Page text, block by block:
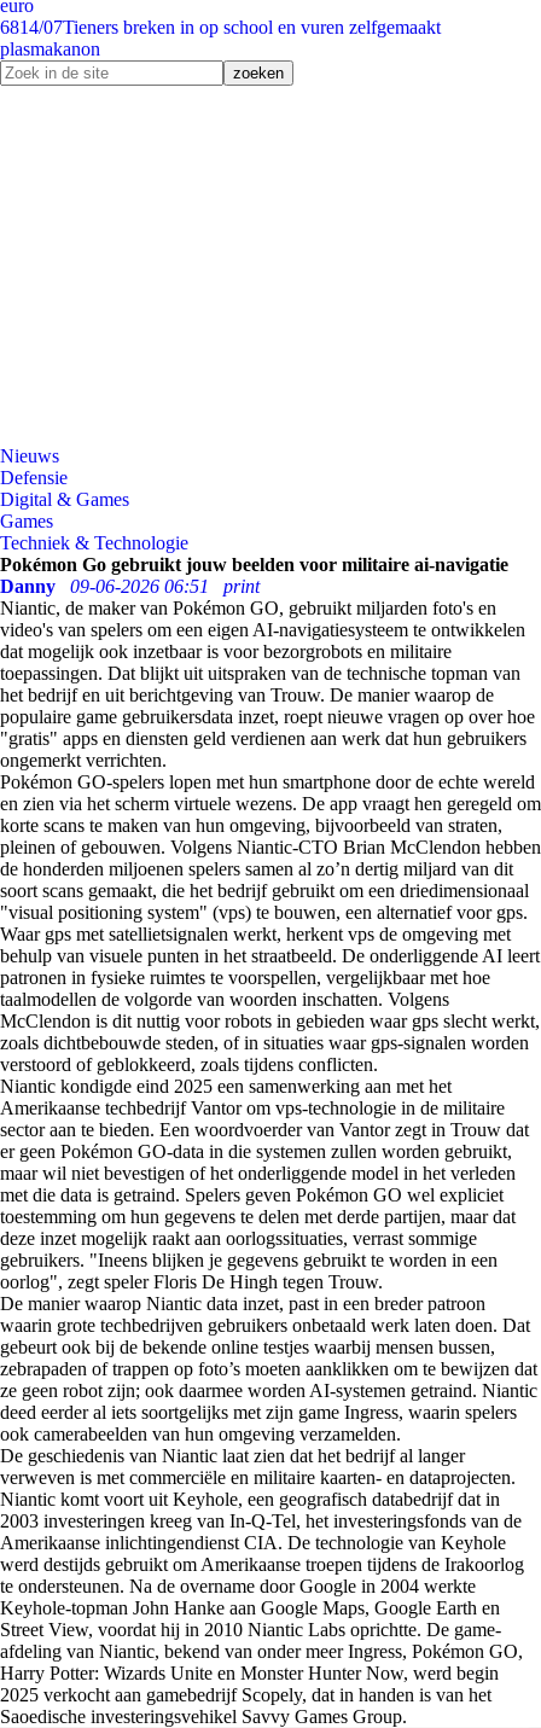
euro
6814/07Tieners breken in op school en vuren zelfgemaakt
plasmakanon
Nieuws
Defensie
Digital & Games
Games
Techniek & Technologie
Pokémon Go gebruikt jouw beelden voor militaire ai-navigatie
Danny
09-06-2026 06:51
print
Niantic, de maker van Pokémon GO, gebruikt miljarden foto's en
video's van spelers om een eigen AI-navigatiesysteem te ontwikkelen
dat mogelijk ook inzetbaar is voor bezorgrobots en militaire
toepassingen. Dat blijkt uit uitspraken van de technische topman van
het bedrijf en uit berichtgeving van Trouw. De manier waarop de
populaire game gebruikersdata inzet, roept nieuwe vragen op over hoe
"gratis" apps en diensten geld verdienen aan werk dat hun gebruikers
ongemerkt verrichten.
Pokémon GO-spelers lopen met hun smartphone door de echte wereld
en zien via het scherm virtuele wezens. De app vraagt hen geregeld om
korte scans te maken van hun omgeving, bijvoorbeeld van straten,
pleinen of gebouwen. Volgens Niantic-CTO Brian McClendon hebben
de honderden miljoenen spelers samen al zo’n dertig miljard van dit
soort scans gemaakt, die het bedrijf gebruikt om een driedimensionaal
"visual positioning system" (vps) te bouwen, een alternatief voor gps.
Waar gps met satellietsignalen werkt, herkent vps de omgeving met
behulp van visuele punten in het straatbeeld. De onderliggende AI leert
patronen in fysieke ruimtes te voorspellen, vergelijkbaar met hoe
taalmodellen de volgorde van woorden inschatten. Volgens
McClendon is dit nuttig voor robots in gebieden waar gps slecht werkt,
zoals dichtbebouwde steden, of in situaties waar gps-signalen worden
verstoord of geblokkeerd, zoals tijdens conflicten.
Niantic kondigde eind 2025 een samenwerking aan met het
Amerikaanse techbedrijf Vantor om vps-technologie in de militaire
sector aan te bieden. Een woordvoerder van Vantor zegt in Trouw dat
er geen Pokémon GO-data in die systemen zullen worden gebruikt,
maar wil niet bevestigen of het onderliggende model in het verleden
met die data is getraind. Spelers geven Pokémon GO wel expliciet
toestemming om hun gegevens te delen met derde partijen, maar dat
deze inzet mogelijk raakt aan oorlogssituaties, verrast sommige
gebruikers. "Ineens blijken je gegevens gebruikt te worden in een
oorlog", zegt speler Floris De Hingh tegen Trouw.
De manier waarop Niantic data inzet, past in een breder patroon
waarin grote techbedrijven gebruikers onbetaald werk laten doen. Dat
gebeurt ook bij de bekende online testjes waarbij mensen bussen,
zebrapaden of trappen op foto’s moeten aanklikken om te bewijzen dat
ze geen robot zijn; ook daarmee worden AI-systemen getraind. Niantic
deed eerder al iets soortgelijks met zijn game Ingress, waarin spelers
ook camerabeelden van hun omgeving verzamelden.
De geschiedenis van Niantic laat zien dat het bedrijf al langer
verweven is met commerciële en militaire kaarten- en dataprojecten.
Niantic komt voort uit Keyhole, een geografisch databedrijf dat in
2003 investeringen kreeg van In-Q-Tel, het investeringsfonds van de
Amerikaanse inlichtingendienst CIA. De technologie van Keyhole
werd destijds gebruikt om Amerikaanse troepen tijdens de Irakoorlog
te ondersteunen. Na de overname door Google in 2004 werkte
Keyhole-topman John Hanke aan Google Maps, Google Earth en
Street View, voordat hij in 2010 Niantic Labs oprichtte. De game-
afdeling van Niantic, bekend van onder meer Ingress, Pokémon GO,
Harry Potter: Wizards Unite en Monster Hunter Now, werd begin
2025 verkocht aan gamebedrijf Scopely, dat in handen is van het
Saoedische investeringsvehikel Savvy Games Group.